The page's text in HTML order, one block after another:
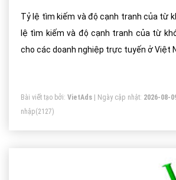
Tỷ lệ tìm kiếm và độ cạnh tranh của từ
lệ tìm kiếm và độ cạnh tranh của từ
cho các doanh nghiệp trực tuyến ở Việt
Bài viết tạo bởi: VietAds | Ngày cập nhật: 2026-08-
nhập(2127)